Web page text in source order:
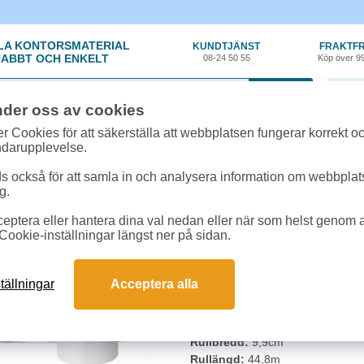
KONTORSMATERIAL
OCH ENKELT
KUNDTJÄNST
08-24 50 55 Köp över
»Toalettpapper »Toalettpapper Tork Universal 2 lager T4 42 rullar/bal
Toalettpapper Tork
papper som är producerat utan
hygienutrymmen.
Nytt art nr från Tork ersätter
System:
Lager:2
Rullbredd:9,9cm
Rullängd: 44,8m
oss av cookies
Cookies för att säkerställa att webbplatsen fungerar korrekt
också för att samla in och analysera information om
eller hantera dina val nedan eller när som helst genom
inställningar längst ner på sidan.
Acceptera alla